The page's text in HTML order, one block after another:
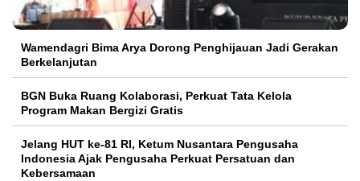
Wamendagri Bima Arya Dorong Penghijauan Jadi Gerakan
Berkelanjutan
BGN Buka Ruang Kolaborasi, Perkuat Tata Kelola
Program Makan Bergizi Gratis
Jelang HUT ke-81 RI, Ketum Nusantara Pengusaha
Indonesia Ajak Pengusaha Perkuat Persatuan dan
Kebersamaan